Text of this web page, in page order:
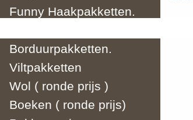
Funny Haakpakketten.
Borduurpakketten.
Viltpakketten
Wol ( ronde prijs )
Boeken ( ronde prijs)